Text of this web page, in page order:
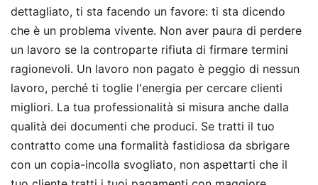
dettagliato, ti sta facendo un favore: ti sta dicendo
che è un problema vivente. Non aver paura di perdere
un lavoro se la controparte rifiuta di firmare termini
ragionevoli. Un lavoro non pagato è peggio di nessun
lavoro, perché ti toglie l'energia per cercare clienti
migliori. La tua professionalità si misura anche dalla
qualità dei documenti che produci. Se tratti il tuo
contratto come una formalità fastidiosa da sbrigare
con un copia-incolla svogliato, non aspettarti che il